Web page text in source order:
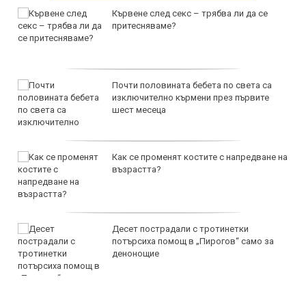
Кървене след секс – трябва ли да се
притесняваме?
Почти половината бебета по света са
изключително кърмени през първите
шест месеца
Как се променят костите с напредване на
възрастта?
Десет пострадали с тротинетки
потърсиха помощ в „Пирогов“ само за
денонощие